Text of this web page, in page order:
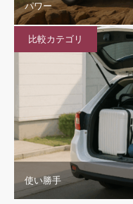
パワー
比較カテゴリ
使い勝手